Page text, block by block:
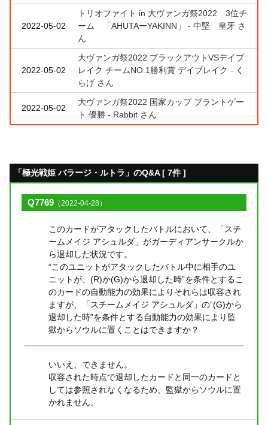
2022-05-02
トリオファイト in 大ヴァンガ祭2022 3位チ
ーム 「AHUTAーYAKINN」 - 中堅 皇牙 さ
ん
2022-05-02
大ヴァンガ祭2022 ブラックアウトVSデイブ
レイク チームNO.1勝利賞 デイブレイク - く
らげ さん
2022-05-02
大ヴァンガ祭2022 国家カップ ブラントゲー
ト 優勝 - Rabbit さん
「極光戦姫 バラージ・ルトラ」のQ&A [ 7件 ]
Q7769 （2022-04-28）
このカードがアタックしたバトルにおいて、「スチ
ームメイジ アシュルダ」がガーディアンサークルか
ら退却した状況です。
“このユニットがアタックしたバトル中に相手のユ
ニットが、(R)か(G)から退却した時”を条件とするこ
のカードの自動能力の効果によりそれらは収容され
ますが、「スチームメイジ アシュルダ」の“(G)から
退却した時”を条件とする自動能力の効果により監
獄からソウルに置くことはできますか？
いいえ、できません。
収容された時点で退却したカードと同一のカードと
しては参照されなくなるため、監獄からソウルに置
かれません。